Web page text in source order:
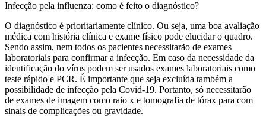
Infecção pela influenza: como é feito o diagnóstico?
O diagnóstico é prioritariamente clínico. Ou seja, uma boa avaliação
médica com história clínica e exame físico pode elucidar o quadro.
Sendo assim, nem todos os pacientes necessitarão de exames
laboratoriais para confirmar a infecção. Em caso da necessidade da
identificação do vírus podem ser usados exames laboratoriais como
teste rápido e PCR. É importante que seja excluída também a
possibilidade de infecção pela Covid-19. Portanto, só necessitarão
de exames de imagem como raio x e tomografia de tórax para com
sinais de complicações ou gravidade.